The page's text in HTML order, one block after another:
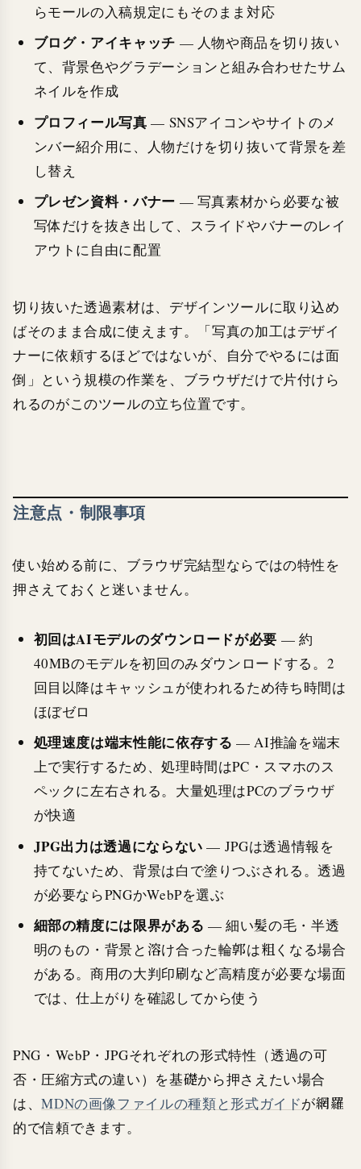
らモールの入稿規定にもそのまま対応
ブログ・アイキャッチ — 人物や商品を切り抜い
て、背景色やグラデーションと組み合わせたサム
ネイルを作成
プロフィール写真 — SNSアイコンやサイトのメ
ンバー紹介用に、人物だけを切り抜いて背景を差
し替え
プレゼン資料・バナー — 写真素材から必要な被
写体だけを抜き出して、スライドやバナーのレイ
アウトに自由に配置
切り抜いた透過素材は、デザインツールに取り込め
ばそのまま合成に使えます。「写真の加工はデザイ
ナーに依頼するほどではないが、自分でやるには面
倒」という規模の作業を、ブラウザだけで片付けら
れるのがこのツールの立ち位置です。
注意点・制限事項
使い始める前に、ブラウザ完結型ならではの特性を
押さえておくと迷いません。
初回はAIモデルのダウンロードが必要 — 約
40MBのモデルを初回のみダウンロードする。2
回目以降はキャッシュが使われるため待ち時間は
ほぼゼロ
処理速度は端末性能に依存する — AI推論を端末
上で実行するため、処理時間はPC・スマホのス
ペックに左右される。大量処理はPCのブラウザ
が快適
JPG出力は透過にならない — JPGは透過情報を
持てないため、背景は白で塗りつぶされる。透過
が必要ならPNGかWebPを選ぶ
細部の精度には限界がある — 細い髪の毛・半透
明のもの・背景と溶け合った輪郭は粗くなる場合
がある。商用の大判印刷など高精度が必要な場面
では、仕上がりを確認してから使う
PNG・WebP・JPGそれぞれの形式特性（透過の可
否・圧縮方式の違い）を基礎から押さえたい場合
は、MDNの画像ファイルの種類と形式ガイドが網羅
的で信頼できます。